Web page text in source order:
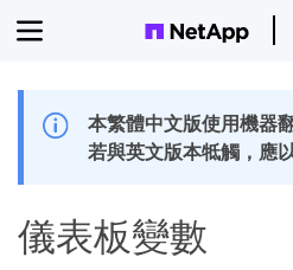
本繁體中文版使用機器
若與英文版本牴觸，應
儀表板變數